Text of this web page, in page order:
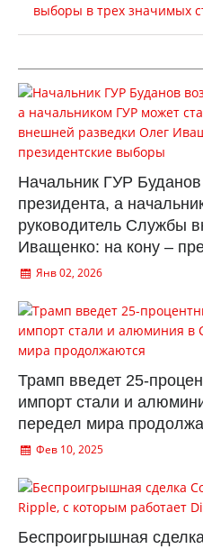
выборы в трех значимых
Начальник ГУР
президента, а
руководитель Службы
Иващенко: на кону –
Янв 02, 2026
Трамп введет 25-
импорт стали и
передел мира
Фев 10, 2025
Беспроигрышная